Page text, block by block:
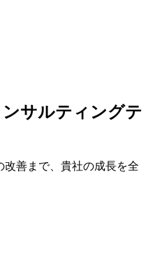
サルティングテ
善まで、貴社の成長を全